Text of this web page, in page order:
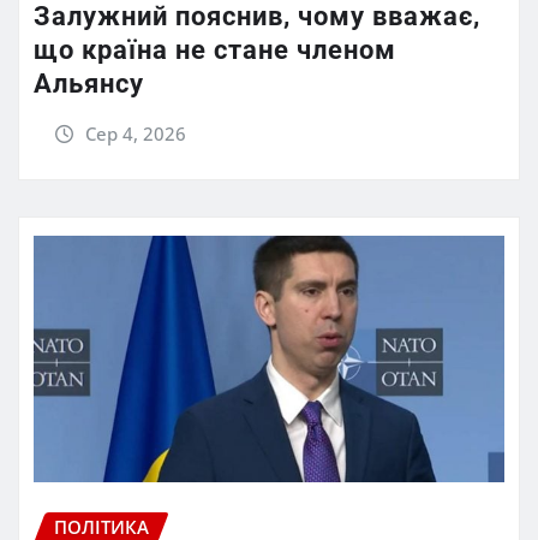
Залужний пояснив, чому вважає,
що країна не стане членом
Альянсу
Сер 4, 2026
ПОЛІТИКА